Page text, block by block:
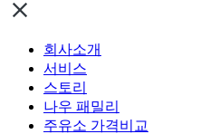
회사소개
서비스
스토리
나우 패밀리
주유소 가격비교